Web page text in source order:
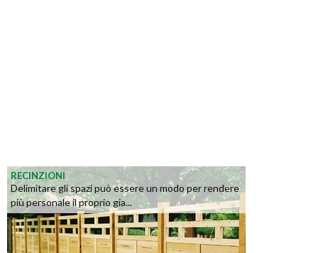
RECINZIONI
Delimitare gli spazi può essere un modo per rendere
più personale il proprio gia...